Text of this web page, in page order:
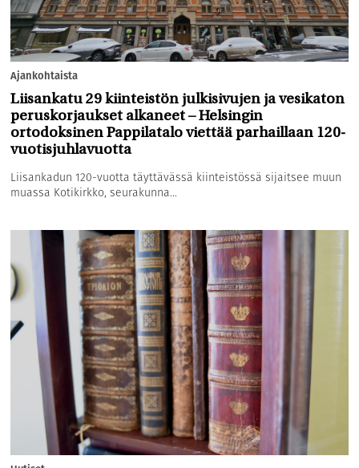
Ajankohtaista
Liisankatu 29 kiinteistön julkisivujen ja vesikaton
peruskorjaukset alkaneet – Helsingin
ortodoksinen Pappilatalo viettää parhaillaan 120-
vuotisjuhlavuotta
Liisankadun 120-vuotta täyttävässä kiinteistössä sijaitsee muun
muassa Kotikirkko, seurakunna...